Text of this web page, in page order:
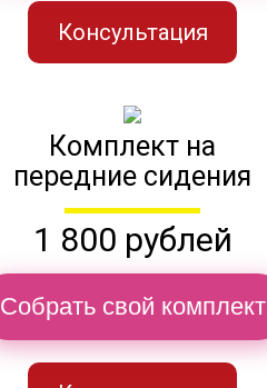
Консультация
Комплект на
передние сидения
1 800 рублей
Собрать свой комплект